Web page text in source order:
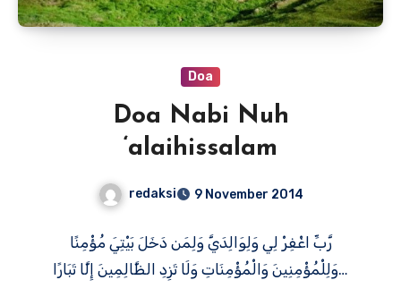
Doa
Doa Nabi Nuh
‘alaihissalam
redaksi 9 November 2014
رَّ‌بِّ اغْفِرْ‌ لِي وَلِوَالِدَيَّ وَلِمَن دَخَلَ بَيْتِيَ مُؤْمِنًا
وَلِلْمُؤْمِنِينَ وَالْمُؤْمِنَاتِ وَلَا تَزِدِ الظَّالِمِينَ إِلَّا تَبَارً‌ا…